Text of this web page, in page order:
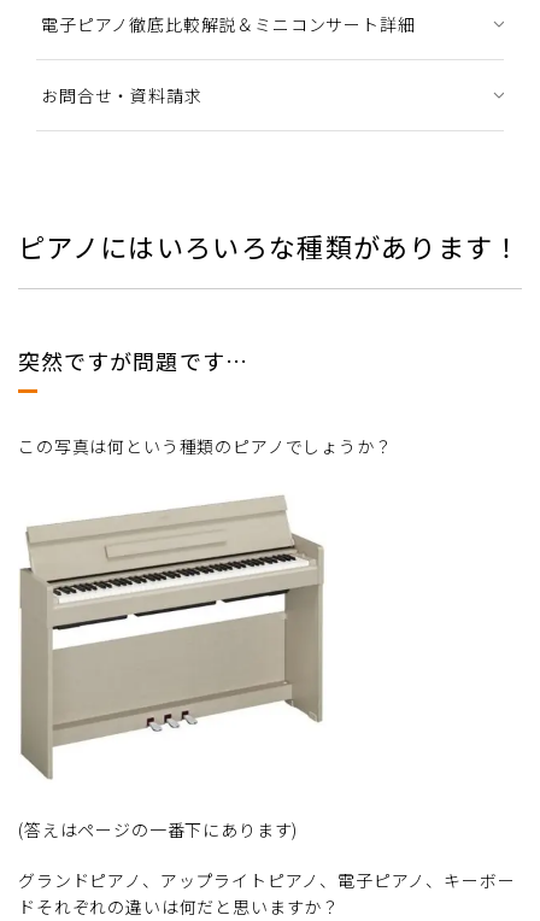
電子ピアノ徹底比較解説＆ミニコンサート詳細
お問合せ・資料請求
ピアノにはいろいろな種類があります！
突然ですが問題です…
この写真は何という種類のピアノでしょうか？
(答えはページの一番下にあります)
グランドピアノ、アップライトピアノ、電子ピアノ、キーボー
ドそれぞれの違いは何だと思いますか？